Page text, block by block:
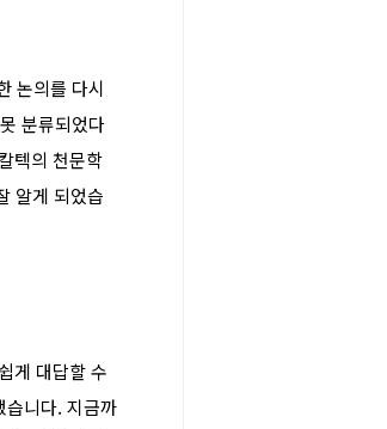
논의를 다시
분류되었다
텍의 천문학
알게 되었습
게 대답할 수
습니다. 지금까